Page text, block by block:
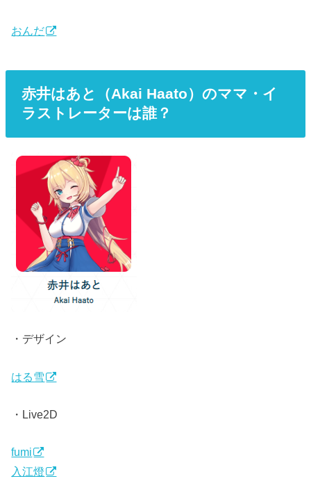
おんだ
赤井はあと（Akai Haato）のママ・イ
ラストレーターは誰？
・デザイン
はる雪
・Live2D
fumi
入江燈